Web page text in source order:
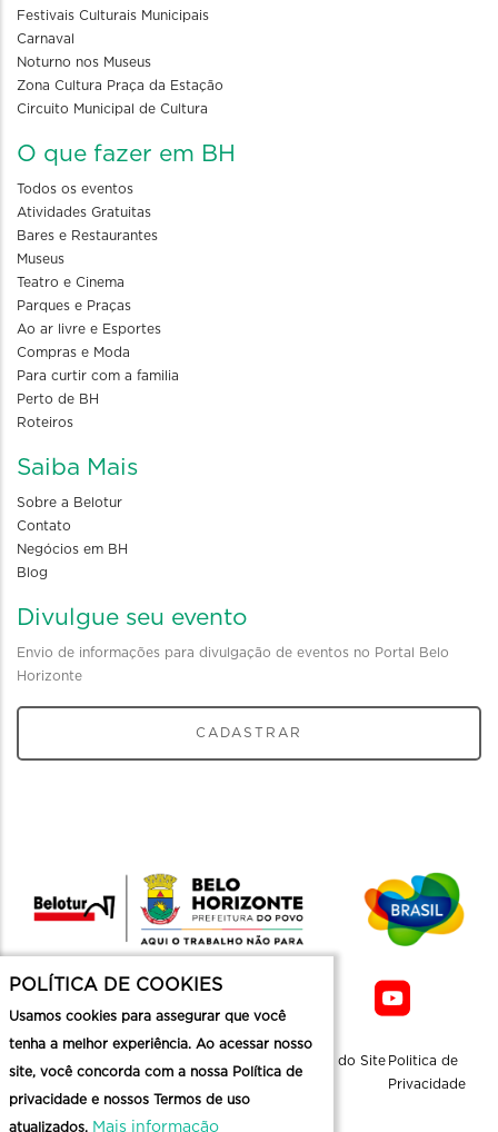
Festivais Culturais Municipais
Carnaval
Noturno nos Museus
Zona Cultura Praça da Estação
Circuito Municipal de Cultura
O que fazer em BH
Todos os eventos
Atividades Gratuitas
Bares e Restaurantes
Museus
Teatro e Cinema
Parques e Praças
Ao ar livre e Esportes
Compras e Moda
Para curtir com a familia
Perto de BH
Roteiros
Saiba Mais
Sobre a Belotur
Contato
Negócios em BH
Blog
Divulgue seu evento
Envio de informações para divulgação de eventos no Portal Belo
Horizonte
CADASTRAR
Mapa do Site Politica de
Privacidade
POLÍTICA DE COOKIES
Usamos cookies para assegurar que você
tenha a melhor experiência. Ao acessar nosso
site, você concorda com a nossa Política de
privacidade e nossos Termos de uso
atualizados. Mais informação